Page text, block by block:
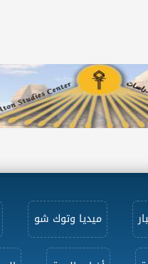
ميديا وتوك شو